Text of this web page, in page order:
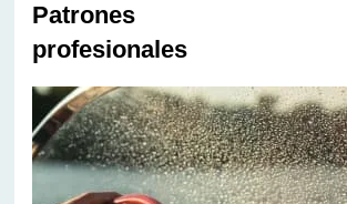
Patrones
profesionales